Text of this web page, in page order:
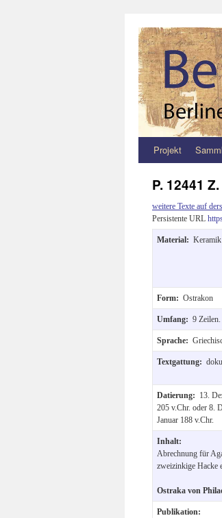
Zum
springen
Projekt
P. 12441
weitere Texte auf
Persistente URL
Material: Keramik
Form: Ostrakon
Umfang: 9 Zeilen.
Sprache:
Textgattung:
Datierung: 13.
205 v.Chr. oder 8.
Januar 188 v.Chr.
Inhalt:
Abrechnung für
zweizinkige Hacke
Ostraka von
Publikation: